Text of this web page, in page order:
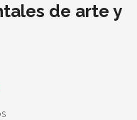
de arte y